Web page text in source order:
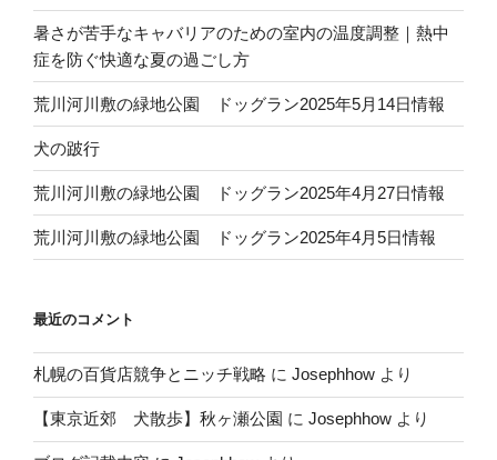
暑さが苦手なキャバリアのための室内の温度調整｜熱中
症を防ぐ快適な夏の過ごし方
荒川河川敷の緑地公園 ドッグラン2025年5月14日情報
犬の跛行
荒川河川敷の緑地公園 ドッグラン2025年4月27日情報
荒川河川敷の緑地公園 ドッグラン2025年4月5日情報
最近のコメント
札幌の百貨店競争とニッチ戦略 に Josephhow より
【東京近郊 犬散歩】秋ヶ瀬公園 に Josephhow より